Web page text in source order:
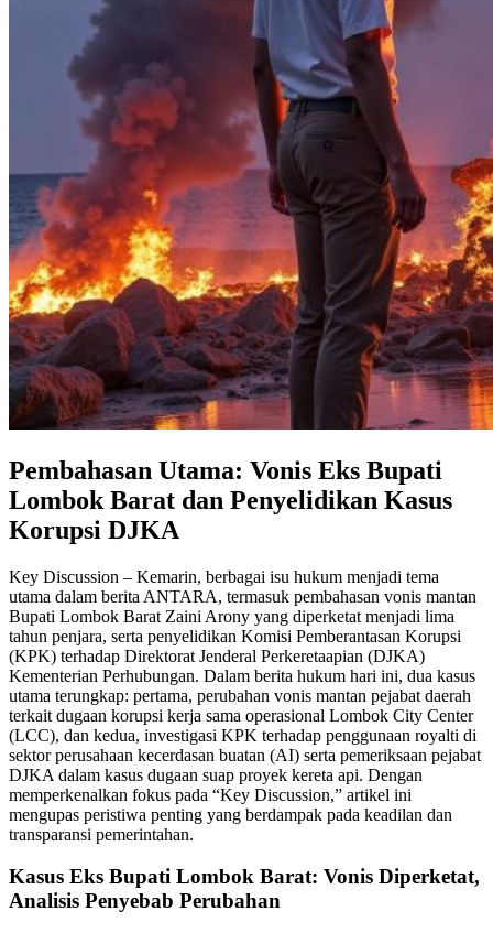
Pembahasan Utama: Vonis Eks Bupati
Lombok Barat dan Penyelidikan Kasus
Korupsi DJKA
Key Discussion – Kemarin, berbagai isu hukum menjadi tema
utama dalam berita ANTARA, termasuk pembahasan vonis mantan
Bupati Lombok Barat Zaini Arony yang diperketat menjadi lima
tahun penjara, serta penyelidikan Komisi Pemberantasan Korupsi
(KPK) terhadap Direktorat Jenderal Perkeretaapian (DJKA)
Kementerian Perhubungan. Dalam berita hukum hari ini, dua kasus
utama terungkap: pertama, perubahan vonis mantan pejabat daerah
terkait dugaan korupsi kerja sama operasional Lombok City Center
(LCC), dan kedua, investigasi KPK terhadap penggunaan royalti di
sektor perusahaan kecerdasan buatan (AI) serta pemeriksaan pejabat
DJKA dalam kasus dugaan suap proyek kereta api. Dengan
memperkenalkan fokus pada “Key Discussion,” artikel ini
mengupas peristiwa penting yang berdampak pada keadilan dan
transparansi pemerintahan.
Kasus Eks Bupati Lombok Barat: Vonis Diperketat,
Analisis Penyebab Perubahan